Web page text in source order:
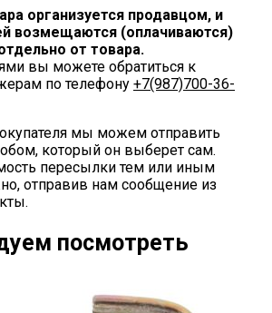
организуется продавцом, и
возмещаются (оплачиваются)
от товара.
вы можете обратиться к
по телефону +7(987)700-36-
мы можем отправить
который он выберет сам.
пересылки тем или иным
отправив нам сообщение из
посмотреть